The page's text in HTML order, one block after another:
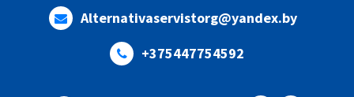
Alternativaservistorg@yandex.by
+375447754592